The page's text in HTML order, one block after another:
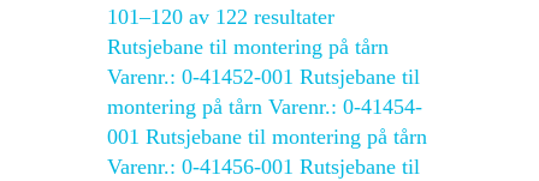
101–120 av 122 resultater
Rutsjebane til montering på tårn
Varenr.: 0-41452-001 Rutsjebane til
montering på tårn Varenr.: 0-41454-
001 Rutsjebane til montering på tårn
Varenr.: 0-41456-001 Rutsjebane til